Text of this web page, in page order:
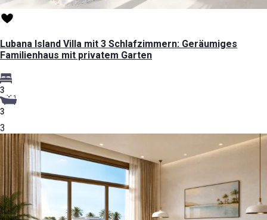
Lubana Island Villa mit 3 Schlafzimmern: Geräumiges
Familienhaus mit privatem Garten
3
3
3